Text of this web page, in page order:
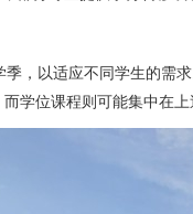
，以适应不同学生的需
学位课程则可能集中在